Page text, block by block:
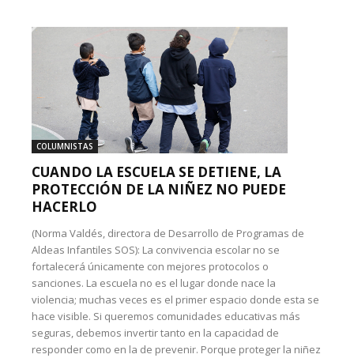
COLUMNISTAS
CUANDO LA ESCUELA SE DETIENE, LA
PROTECCIÓN DE LA NIÑEZ NO PUEDE
HACERLO
(Norma Valdés, directora de Desarrollo de Programas de
Aldeas Infantiles SOS): La convivencia escolar no se
fortalecerá únicamente con mejores protocolos o
sanciones. La escuela no es el lugar donde nace la
violencia; muchas veces es el primer espacio donde esta se
hace visible. Si queremos comunidades educativas más
seguras, debemos invertir tanto en la capacidad de
responder como en la de prevenir. Porque proteger la niñez